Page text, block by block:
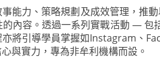
能力、策略規劃及成效管理，推
內容。透過一系列實戰活動 —
將引導學員掌握如Instagram、
與實力，專為非牟利機構而設。